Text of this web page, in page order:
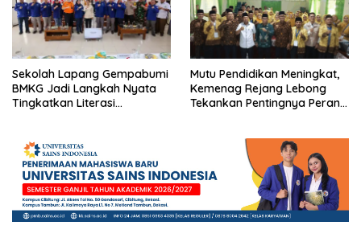
Sekolah Lapang Gempabumi
BMKG Jadi Langkah Nyata
Tingkatkan Literasi
Mutu Pendidikan Meningkat,
Kemenag Rejang Lebong
Tekankan Pentingnya Peran